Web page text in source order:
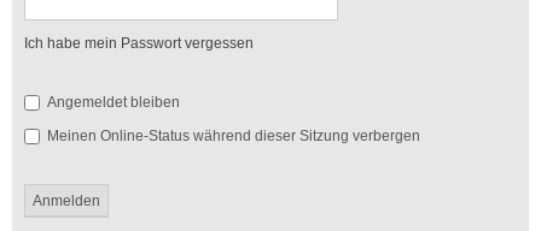
Ich habe mein Passwort vergessen
Angemeldet bleiben
Meinen Online-Status während dieser Sitzung verbergen